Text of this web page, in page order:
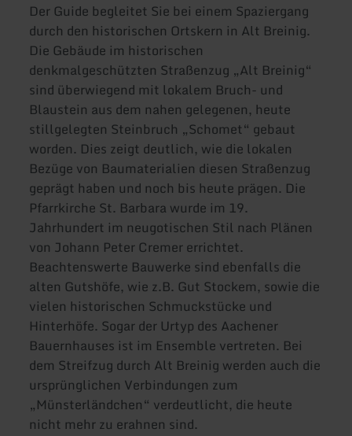
Der Guide begleitet Sie bei einem Spaziergang
durch den historischen Ortskern in Alt Breinig.
Die Gebäude im historischen
denkmalgeschützten Straßenzug „Alt Breinig“
sind überwiegend mit lokalem Bruch- und
Blaustein aus dem nahen gelegenen, heute
stillgelegten Steinbruch „Schomet“ gebaut
worden. Dies zeigt deutlich, wie die lokalen
Bezüge von Baumaterialien diesen Straßenzug
geprägt haben und noch bis heute prägen. Die
Pfarrkirche St. Barbara wurde im 19.
Jahrhundert im neugotischen Stil nach Plänen
von Johann Peter Cremer errichtet.
Beachtenswerte Bauwerke sind ebenfalls die
alten Gutshöfe, wie z.B. Gut Stockem, sowie die
vielen historischen Schmuckstücke und
Hinterhöfe. Sogar der Urtyp des Aachener
Bauernhauses ist im Ensemble vertreten. Bei
dem Streifzug durch Alt Breinig werden auch die
ursprünglichen Verbindungen zum
„Münsterländchen“ verdeutlicht, die heute
nicht mehr zu erahnen sind.